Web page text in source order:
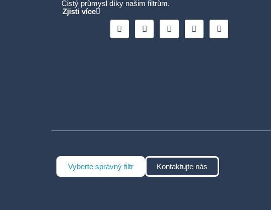
Čistý průmysl díky našim filtrům.
Zjisti více
Vyberte správný filtr Kontaktujte nás